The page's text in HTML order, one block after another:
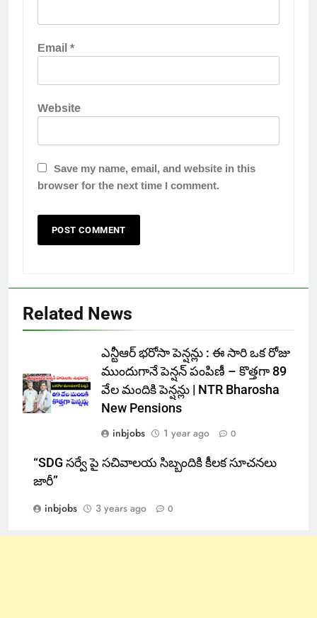
Email*
Website
Save my name, email, and website in this
browser for the next time I comment.
Related News
ఎన్టీఆర్ భరోసా పెన్షన్లు : ఈ సారి ఒక రోజు
ముందుగానే పెన్షన్ పంపిణీ – కొత్తగా 89
వేల మందికి పెన్షన్లు | NTR Bharosha
New Pensions
inbjobs
1 year ago 0
“SDG సర్వే పై సచివాలయ సిబ్బందికి కీలక సూచనలు
జారీ”
inbjobs
3 years ago 0